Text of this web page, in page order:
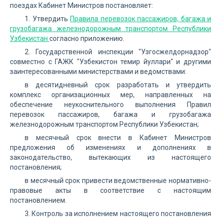
поездах Кабинет Министров постановляет:
1. Утвердить Правила перевозок пассажиров, багажа и
грузобагажа железнодорожным транспортом Республики
Узбекистан согласно приложению.
2. Государственной инспекции "Узгосжелдорнадзор"
совместно с ГАЖК "Узбекистон темир йуллари" и другими
заинтересованными министерствами и ведомствами:
в десятидневный срок разработать и утвердить
комплекс организационных мер, направленных на
обеспечение неукоснительного выполнения Правил
перевозок пассажиров, багажа и грузобагажа
железнодорожным транспортом Республики Узбекистан;
в месячный срок внести в Кабинет Министров
предложения об изменениях и дополнениях в
законодательство, вытекающих из настоящего
постановления;
в месячный срок привести ведомственные нормативно-
правовые акты в соответствие с настоящим
постановлением.
3. Контроль за исполнением настоящего постановления